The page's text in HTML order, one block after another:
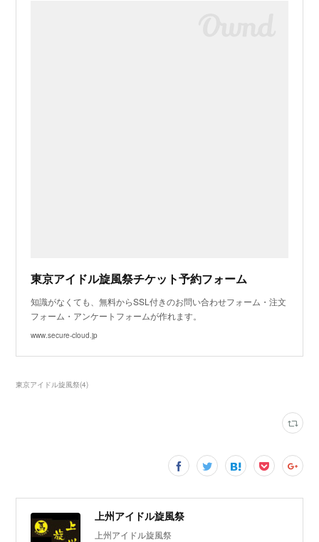
東京アイドル旋風祭チケット予約フォーム
知識がなくても、無料からSSL付きのお問い合わせフォーム・注文
フォーム・アンケートフォームが作れます。
www.secure-cloud.jp
東京アイドル旋風祭(4)
上州アイドル旋風祭
上州アイドル旋風祭